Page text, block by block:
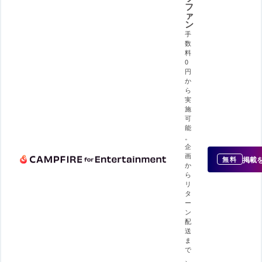
フ
ァ
ン
手
数
料
0
円
か
ら
実
施
可
能
企
画
か
ら
リ
タ
ー
ン
配
送
ま
で
無料 掲載